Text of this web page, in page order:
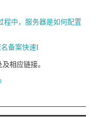
程中，服务器是如何配置
备案快速I
相应链接。